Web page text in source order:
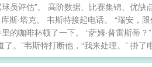
评估”。 高阶数据、比赛集锦、优缺
斯·塔克。 韦斯特接起电话。 “瑞安，
的咖啡杯顿了一下。 “萨姆·普雷斯蒂
。”韦斯特打断他，“我来处理。” 掛了